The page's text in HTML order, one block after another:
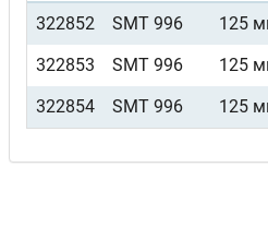
322852 SMT 996 125
322853
SMT 996 125
322854
SMT 996 125